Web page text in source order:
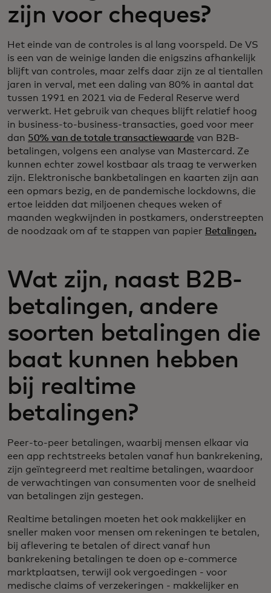
zijn voor cheques?
Het einde van de controles is al lang voorspeld. De VS
is een van de weinige landen die enigszins afhankelijk
blijft van controles, maar zelfs daar zijn ze al tientallen
jaren in verval, met een daling van 80% in aantal dat
tussen 1991 en 2021 via de Federal Reserve werd
verwerkt. Het gebruik van cheques blijft relatief hoog
in business-to-business-transacties, goed voor meer
dan 50% van de totale transactiewaarde van B2B-
betalingen, volgens een analyse van Mastercard. Ze
kunnen echter zowel kostbaar als traag te verwerken
zijn. Elektronische bankbetalingen en kaarten zijn aan
een opmars bezig, en de pandemische lockdowns, die
ertoe leidden dat miljoenen cheques weken of
maanden wegkwijnden in postkamers, onderstreepten
de noodzaak om af te stappen van papier Betalingen.
Wat zijn, naast B2B-
betalingen, andere
soorten betalingen die
baat kunnen hebben
bij realtime
betalingen?
Peer-to-peer betalingen, waarbij mensen elkaar via
een app rechtstreeks betalen vanaf hun bankrekening,
zijn geïntegreerd met realtime betalingen, waardoor
de verwachtingen van consumenten voor de snelheid
van betalingen zijn gestegen.
Realtime betalingen moeten het ook makkelijker en
sneller maken voor mensen om rekeningen te betalen,
bij aflevering te betalen of direct vanaf hun
bankrekening betalingen te doen op e-commerce
marktplaatsen, terwijl ook vergoedingen - voor
medische claims of verzekeringen - makkelijker en